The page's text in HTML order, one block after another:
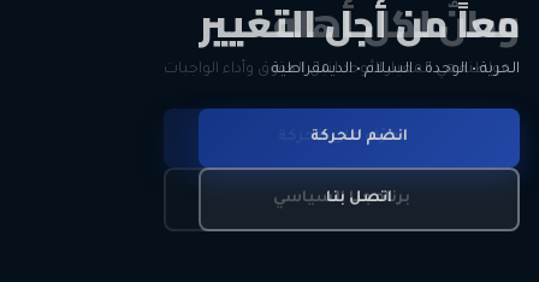
وطنٌ لكل أهله
المواطنة هي المعيار الأوحد لنيل الحقوق وأداء الواجبات
تعرّف على الحركة
برنامجنا السياسي
معاً من أجل التغيير
الحرية • الوحدة • السلام • الديمقراطية
انضم للحركة
اتصل بنا